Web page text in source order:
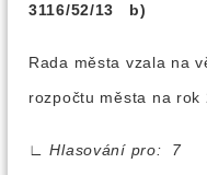
3116/52/13 b)
Rada města vzala na
rozpočtu města na rok
∟
Hlasování